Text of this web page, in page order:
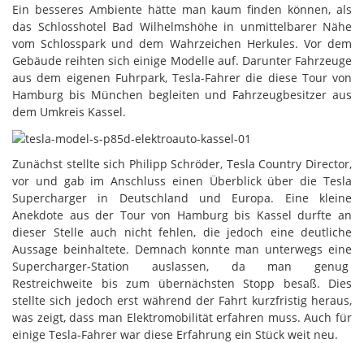
Ein besseres Ambiente hätte man kaum finden können, als
das Schlosshotel Bad Wilhelmshöhe in unmittelbarer Nähe
vom Schlosspark und dem Wahrzeichen Herkules. Vor dem
Gebäude reihten sich einige Modelle auf. Darunter Fahrzeuge
aus dem eigenen Fuhrpark, Tesla-Fahrer die diese Tour von
Hamburg bis München begleiten und Fahrzeugbesitzer aus
dem Umkreis Kassel.
Zunächst stellte sich Philipp Schröder, Tesla Country Director,
vor und gab im Anschluss einen Überblick über die Tesla
Supercharger in Deutschland und Europa. Eine kleine
Anekdote aus der Tour von Hamburg bis Kassel durfte an
dieser Stelle auch nicht fehlen, die jedoch eine deutliche
Aussage beinhaltete. Demnach konnte man unterwegs eine
Supercharger-Station auslassen, da man genug
Restreichweite bis zum übernächsten Stopp besaß. Dies
stellte sich jedoch erst während der Fahrt kurzfristig heraus,
was zeigt, dass man Elektromobilität erfahren muss. Auch für
einige Tesla-Fahrer war diese Erfahrung ein Stück weit neu.